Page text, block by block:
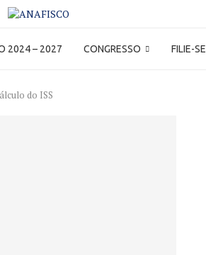
2024 – 2027 CONGRESSO FILIE-SE
do ISS